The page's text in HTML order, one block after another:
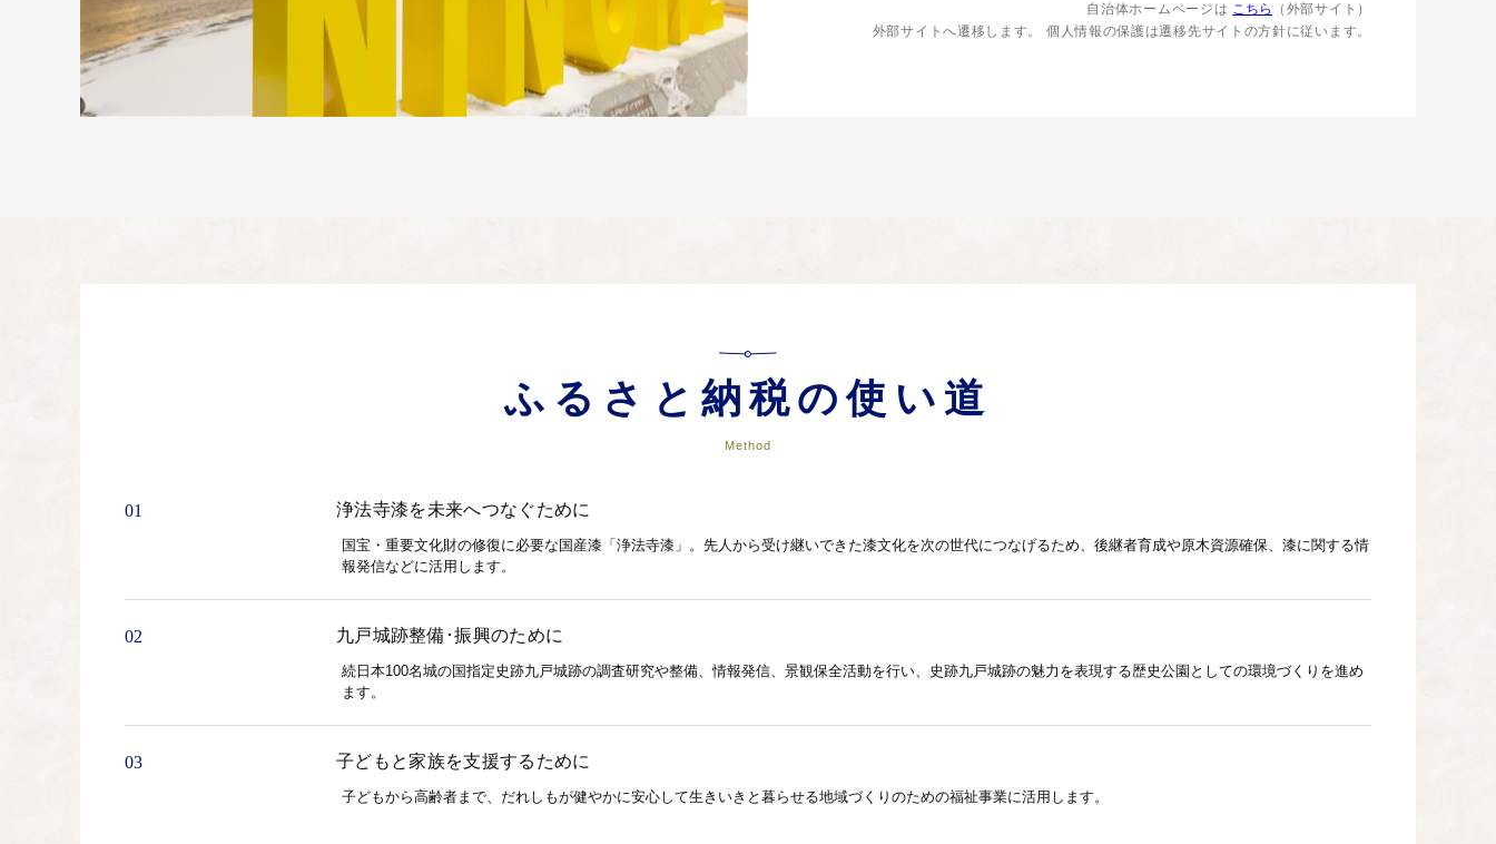
自治体ホームページは こちら
（外部サイト）
外部サイトへ遷移します。 個人情報の保護は遷移先サイトの方針に従います。
ふるさと納税の使い道
Method
01 浄法寺漆を未来へつなぐために
国宝・重要文化財の修復に必要な国産漆「浄法寺漆」。先人から受け継いできた漆文化を次の世代につなげるため、後継者育成や原木資源確保、漆に関する情
報発信などに活用します。
02 九戸城跡整備･振興のために
続日本100名城の国指定史跡九戸城跡の調査研究や整備、情報発信、景観保全活動を行い、史跡九戸城跡の魅力を表現する歴史公園としての環境づくりを進め
ます。
03 子どもと家族を支援するために
子どもから高齢者まで、だれしもが健やかに安心して生きいきと暮らせる地域づくりのための福祉事業に活用します。